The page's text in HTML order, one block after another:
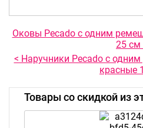
Оковы Pecado с одним
25 см
< Наручники Pecado с
красные
Товары со скидкой из